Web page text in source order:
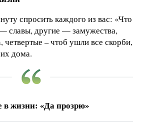
спросить каждого из вас: «Что
славы, другие — замужества,
четвертые – чтоб ушли все скорби,
дома.
в жизни: «Да прозрю»